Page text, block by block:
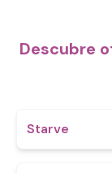
Descubre
Starve